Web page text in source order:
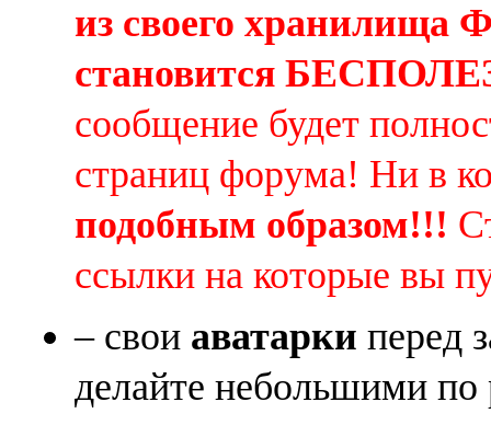
из своего
становится
сообщение будет
страниц форума! Ни в
подобным образом!!!
ссылки на которые вы
– свои аватарки перед
делайте небольшими по